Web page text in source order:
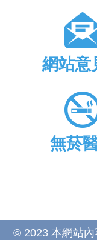
網站意
無菸
© 2023 本網站內